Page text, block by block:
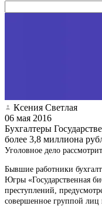
Ксения Светлая
06 мая 2016
Бухгалтеры
более 3,8 миллиона
Уголовное дело
Бывшие работники
Югры «Государственная
преступлений,
совершенное группой лиц